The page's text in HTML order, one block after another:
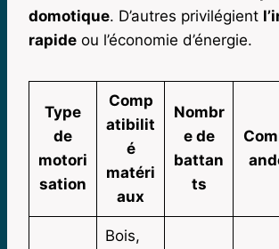
domotique. D’autres privilégient
rapide ou l’économie d’énergie.
Type
de
motori
sation
Comp
atibilit
é
matéri
aux
Nombr
e de
battan
ts
Bois,